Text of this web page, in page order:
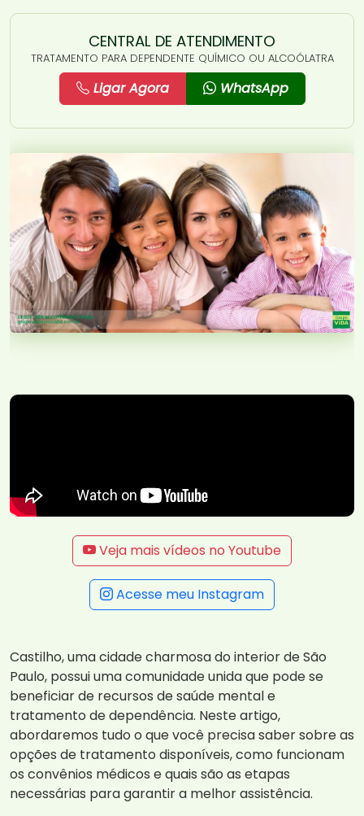
CENTRAL DE ATENDIMENTO
TRATAMENTO PARA DEPENDENTE QUÍMICO OU ALCOÓLATRA
Ligar Agora WhatsApp
Veja mais vídeos no Youtube
Acesse meu Instagram
Castilho, uma cidade charmosa do interior de São
Paulo, possui uma comunidade unida que pode se
beneficiar de recursos de saúde mental e
tratamento de dependência. Neste artigo,
abordaremos tudo o que você precisa saber sobre as
opções de tratamento disponíveis, como funcionam
os convênios médicos e quais são as etapas
necessárias para garantir a melhor assistência.